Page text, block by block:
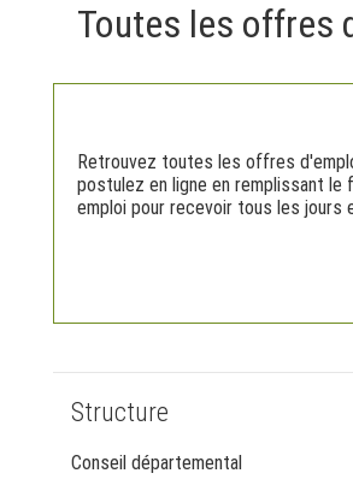
Toutes les offres
Retrouvez toutes les offres
postulez en ligne en remplissant
emploi pour recevoir tous les jours
Structure
Conseil départemental